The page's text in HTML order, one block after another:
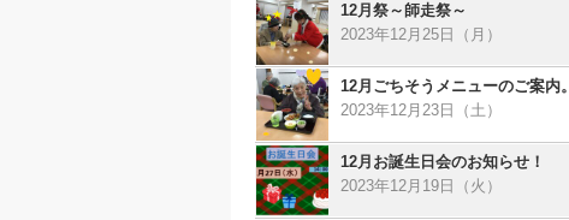
12月祭～師走祭～
2023年12月25日（月）
12月ごちそうメニューのご案内。
2023年12月23日（土）
12月お誕生日会のお知らせ！
2023年12月19日（火）